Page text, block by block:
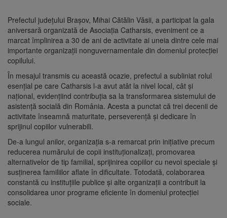
Prefectul județului Brașov, Mihai Cătălin Văsii, a participat la gala
aniversară organizată de Asociația Catharsis, eveniment ce a
marcat împlinirea a 30 de ani de activitate ai uneia dintre cele mai
importante organizații nonguvernamentale din domeniul protecției
copilului.
În mesajul transmis cu această ocazie, prefectul a subliniat rolul
esențial pe care Catharsis l-a avut atât la nivel local, cât și
național, evidențiind contribuția sa la transformarea sistemului de
asistență socială din România. Acesta a punctat că trei decenii de
activitate înseamnă maturitate, perseverență și dedicare în
sprijinul copiilor vulnerabili.
De-a lungul anilor, organizația s-a remarcat prin inițiative precum
reducerea numărului de copii instituționalizați, promovarea
alternativelor de tip familial, sprijinirea copiilor cu nevoi speciale și
susținerea familiilor aflate în dificultate. Totodată, colaborarea
constantă cu instituțiile publice și alte organizații a contribuit la
consolidarea unor programe eficiente în domeniul protecției
sociale.